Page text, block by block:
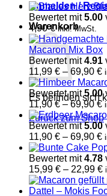
Anmelden /
Warenkorb
Es befinden sich
Zurück zum Shop
Bewertet mit5.00
4,90€ inkl. MwSt.
Macaron Mix Box
Bewertet mit4.91
11,99 € – 69,90 €
Bewertet mit5.00
11,90€ –69,90€
Bewertet mit5.00
11,90 € – 69,90 €
Bewertet mit4.78
15,99 € – 22,99 €